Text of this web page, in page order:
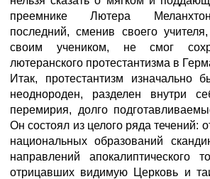
преемнике Лютера
последний, сменив своего
своим учеником, не смог
лютеранского протестантизма в
Итак, протестантизм изначально
неоднороден, разделен внутри
перемирия, долго
Он состоял из целого ряда течений:
национальных образований
направлений апокалиптического
отрицавших видимую Церковь и